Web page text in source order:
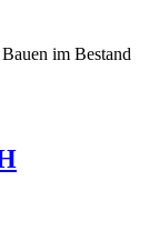
im Bestand